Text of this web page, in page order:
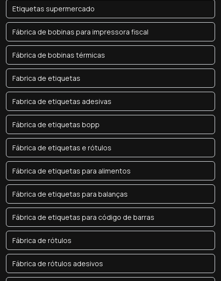
Etiquetas supermercado
Fábrica de bobinas para impressora fiscal
Fábrica de bobinas térmicas
Fabrica de etiquetas
Fabrica de etiquetas adesivas
Fábrica de etiquetas bopp
Fábrica de etiquetas e rótulos
Fábrica de etiquetas para alimentos
Fábrica de etiquetas para balanças
Fábrica de etiquetas para código de barras
Fábrica de rótulos
Fábrica de rótulos adesivos